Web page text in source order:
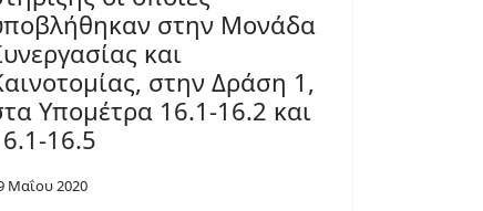
στην Μονάδα
και
στην Δράση 1,
Υπομέτρα 16.1-16.2 και
16.5
Μαΐου 2020